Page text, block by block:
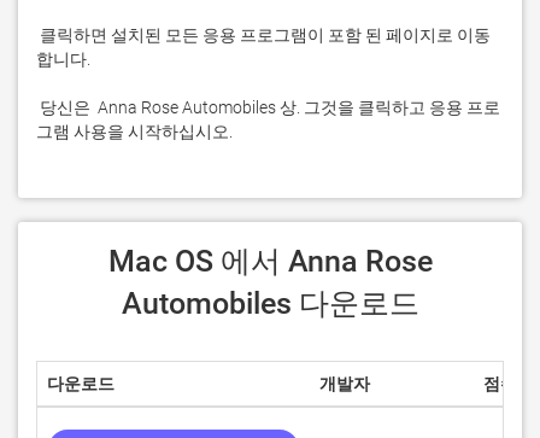
그램 사용을 시작하십시오.
Automobiles 다운로드
다운로드 개발자 점수